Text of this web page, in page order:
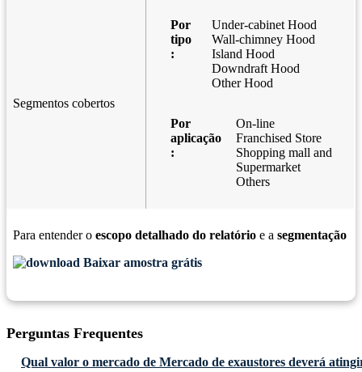
Segmentos cobertos
Por
tipo
:
Under-cabinet Hood
Wall-chimney Hood
Island Hood
Downdraft Hood
Other Hood
Por
aplicação
:
On-line
Franchised Store
Shopping mall and
Supermarket
Others
Para entender o escopo detalhado do relatório e a segmentação
Baixar amostra grátis
Perguntas Frequentes
Qual valor o mercado de Mercado de exaustores deverá